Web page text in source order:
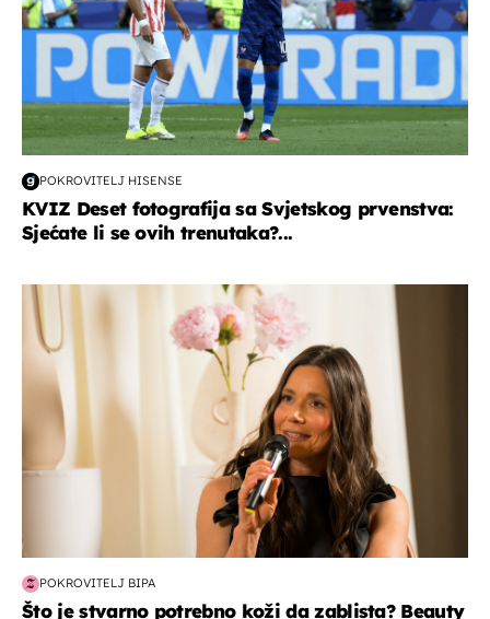
POKROVITELJ HISENSE
KVIZ Deset fotografija sa Svjetskog prvenstva:
Sjećate li se ovih trenutaka?...
moda & ljepota
POKROVITELJ BIPA
Što je stvarno potrebno koži da zablista? Beauty